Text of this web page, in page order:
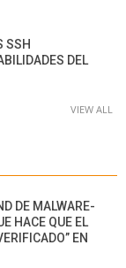
SSH
DEL
VIEW ALL
DE MALWARE-
HACE QUE EL
EN